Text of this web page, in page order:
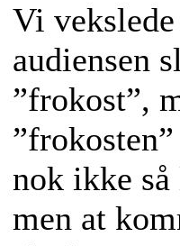
Vi
audiensen
”frokost”,
nok ikke så
men at